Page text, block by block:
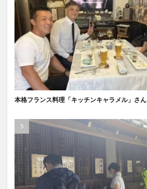
本格フランス料理「キッチンキャラメル」さん